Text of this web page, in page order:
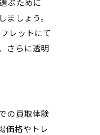
ぶために
しょう。
レットにて
さらに透明
の買取体験
価格やトレ